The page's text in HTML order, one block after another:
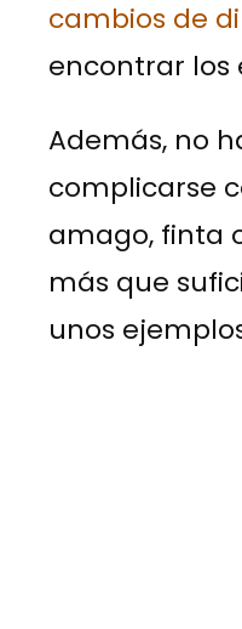
cambios de
encontrar los
Además, no
complicarse
amago, finta
más que
unos